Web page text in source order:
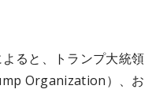
ると、トランプ大統領
Organization）、お